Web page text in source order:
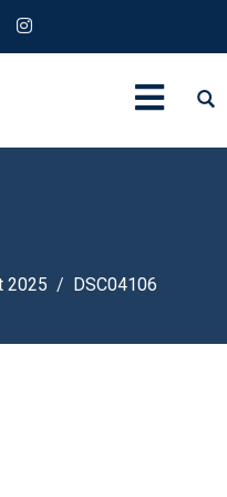
2025
DSC04106